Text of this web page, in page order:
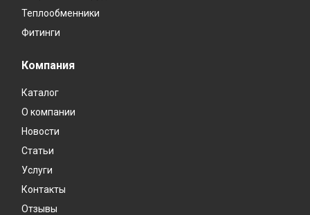
Теплообменники
Фитинги
Компания
Каталог
О компании
Новости
Статьи
Услуги
Контакты
Отзывы